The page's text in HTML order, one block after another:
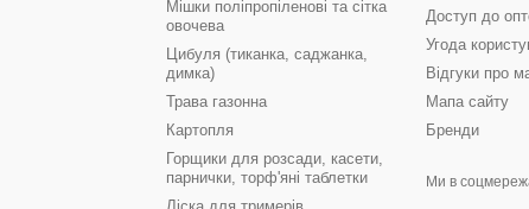
Мішки поліпропіленові та сітка
овочева
Цибуля (тиканка, саджанка,
димка)
Трава газонна
Картопля
Горщики для розсади, касети,
парнички, торф'яні таблетки
Доступ до
Угода
Відгуки про
Мапа сайту
Бренди
Ми в